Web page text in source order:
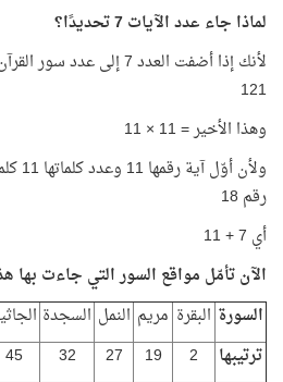
لماذا جاء عدد الآيات 7 تحديدًا؟
121
وهذا الأخير = 11 × 11
رقم 18
أي 7 + 11
الآن تأمّل مواقع السور التي جاءت بها
السورة البقرة مريم النمل السجدة
ترتيبها
2
19
27
32
45